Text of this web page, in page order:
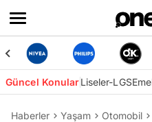
Güncel KonularLiseler-LGS
Haberler Yaşam Otomobil